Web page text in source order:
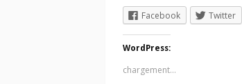
Facebook Twitter
WordPress:
chargement…